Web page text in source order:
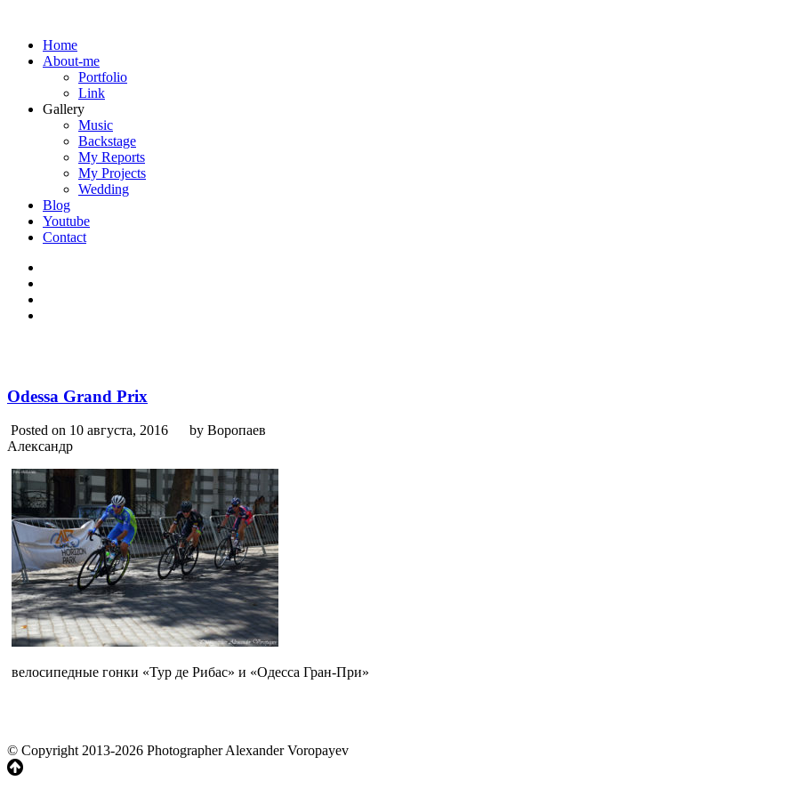
Home
About-me
Portfolio
Link
Gallery
Music
Backstage
My Reports
My Projects
Wedding
Blog
Youtube
Contact
Odessa Grand Prix
Posted on 10 августа, 2016
by Воропаев
Александр
велосипедные гонки «Тур де Рибас» и «Одесса Гран-При»
© Copyright 2013-2026 Photographer Alexander Voropayev